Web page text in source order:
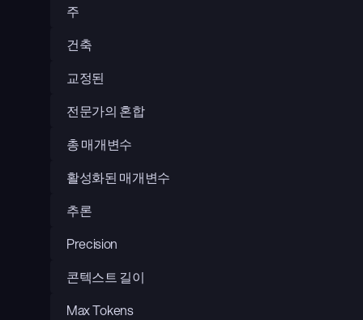
주
건축
교정된
전문가의 혼합
총 매개변수
활성화된 매개변수
추론
Precision
콘텍스트 길이
Max Tokens